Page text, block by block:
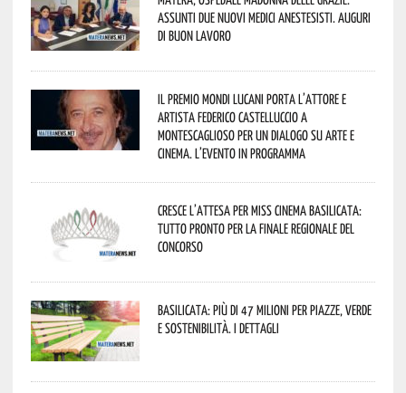
assunti due nuovi medici anestesisti. Auguri
di buon lavoro
Il Premio Mondi Lucani porta l’attore e
artista Federico Castelluccio a
Montescaglioso per un dialogo su arte e
cinema. L’evento in programma
Cresce l’attesa per Miss Cinema Basilicata:
tutto pronto per la finale regionale del
concorso
Basilicata: più di 47 milioni per piazze, verde
e sostenibilità. I dettagli